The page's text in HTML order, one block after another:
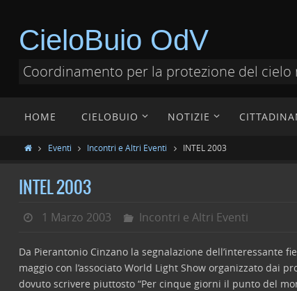
CieloBuio OdV
Coordinamento per la protezione del
HOME CIELOBUIO NOTIZIE
Eventi Incontri e Altri Eventi INTEL 2003
INTEL 2003
1 Marzo 2003 Incontri e Altri Eventi
Da Pierantonio Cinzano la segnalazione dell’interessante
maggio con l’associato World Light Show organizzato
dovuto scrivere piuttosto “Per cinque giorni il punto del